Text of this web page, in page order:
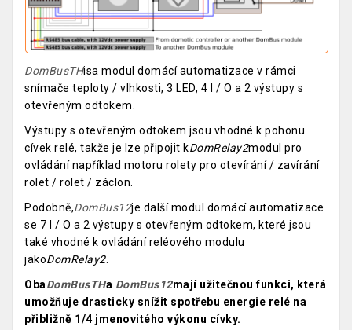
DomBusTHisa modul domácí automatizace v rámci
snímače teploty / vlhkosti, 3 LED, 4 I / O a 2 výstupy s
otevřeným odtokem.
Výstupy s otevřeným odtokem jsou vhodné k pohonu
cívek relé, takže je lze připojit kDomRelay2modul pro
ovládání například motoru rolety pro otevírání / zavírání
rolet / rolet / záclon.
Podobně,DomBus12je další modul domácí automatizace
se 7 I / O a 2 výstupy s otevřeným odtokem, které jsou
také vhodné k ovládání reléového modulu
jakoDomRelay2.
ObaDomBusTHa DomBus12mají užitečnou funkci, která
umožňuje drasticky snížit spotřebu energie relé na
přibližně 1/4 jmenovitého výkonu cívky.